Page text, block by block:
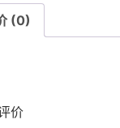
(0)
价